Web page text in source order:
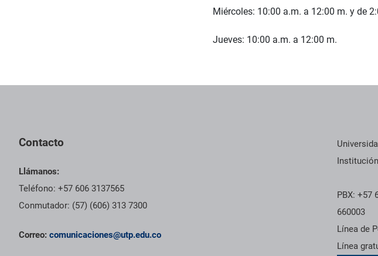
Miércoles: 10:00 a.m. a 12:00 m. y de
Jueves: 10:00 a.m. a 12:00 m.
Contacto
Llámanos:
Teléfono: +57 606 3137565
Conmutador: (57) (606) 313 7300
Correo: comunicaciones@utp.edu.co
PBX: +57
660003
Línea de
Línea